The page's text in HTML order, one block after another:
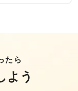
たら
よう